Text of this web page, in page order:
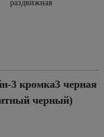
раздвижная
кромка3 черная
черный)